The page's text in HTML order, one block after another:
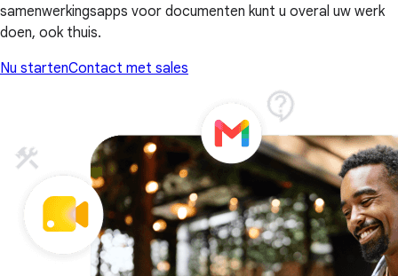
samenwerkingsapps voor documenten kunt u overal uw werk
doen, ook thuis.
Nu startenContact met sales